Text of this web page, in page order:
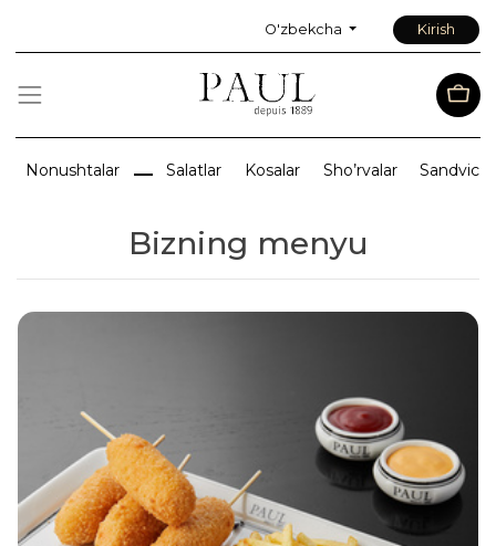
O'zbekcha Kirish
Nonushtalar Salatlar Kosalar Sho’rvalar
Bizning menyu